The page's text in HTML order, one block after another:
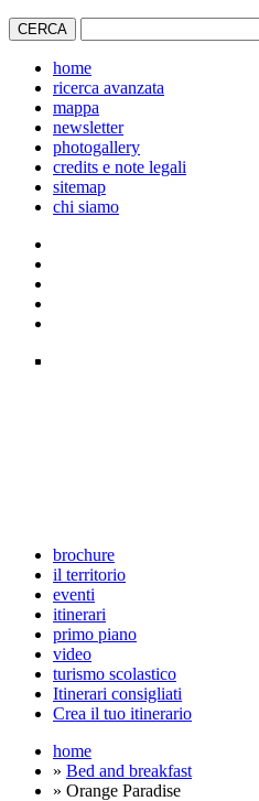
home
ricerca avanzata
mappa
newsletter
photogallery
credits e note legali
sitemap
chi siamo
brochure
il territorio
eventi
itinerari
primo piano
video
turismo scolastico
Itinerari consigliati
Crea il tuo itinerario
home
» Bed and breakfast
» Orange Paradise